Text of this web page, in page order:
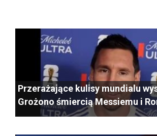
Przerażające kulisy mundialu
Grożono śmiercią Messiemu i